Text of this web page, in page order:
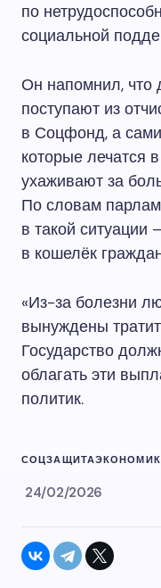
по
социальной
Он напомнил, что
поступают из
в Соцфонд, а
которые лечатся
ухаживают за
По словам
в такой ситуации
в кошелёк
«Из-за болезни
вынуждены
Государство
облагать эти
политик.
СОЦЗАЩИТА
24/02/2026